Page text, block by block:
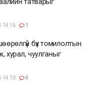
14:16 1
бүх томилолтын
хурал, чуулганыг
14:10 0